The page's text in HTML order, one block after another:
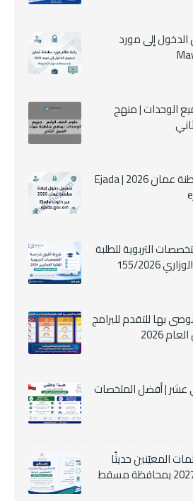
إلى مورد
الوحدات | منهج
تسجيل دخول إجادة سلطنة عمان 2026 | Ejada
التربوية للطلبة
بها للتقدم للبرامج
2026
عشر | أفضل الملخصات
المعيّنين حديثًا